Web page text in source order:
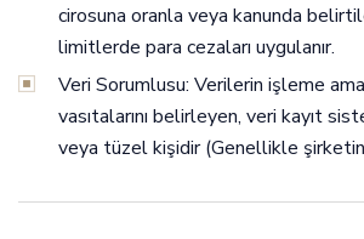
cirosuna oranla veya kanunda
limitlerde para cezaları uygulanır.
Veri Sorumlusu: Verilerin işleme
vasıtalarını belirleyen, veri kayıt
veya tüzel kişidir (Genellikle